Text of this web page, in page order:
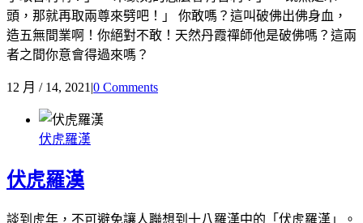
頭，那就再取兩尊來劈吧！」 你敢嗎？這叫破佛出佛身血，
造五無間業啊！你絕對不敢！天然丹霞禪師他是破佛嗎？這兩
者之間你意會得過來嗎？
12 月 / 14, 2021 |0 Comments
伏虎羅漢
伏虎羅漢
談到虎年，不可避免讓人聯想到十八羅漢中的「伏虎羅漢」。